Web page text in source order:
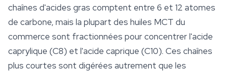
chaînes d'acides gras comptent entre 6 et 12 atomes
de carbone, mais la plupart des huiles MCT du
commerce sont fractionnées pour concentrer l'acide
caprylique (C8) et l'acide caprique (C10). Ces chaînes
plus courtes sont digérées autrement que les